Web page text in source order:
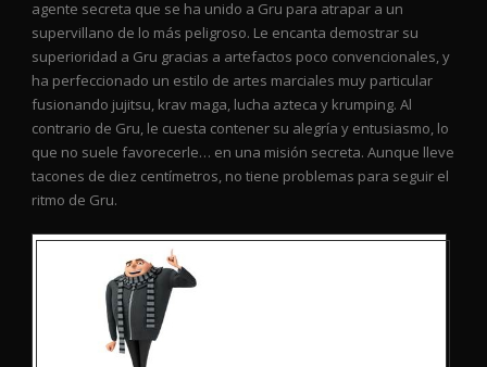
agente secreta que se ha unido a Gru para atrapar a un
supervillano de lo más peligroso. Le encanta demostrar su
superioridad a Gru gracias a artefactos poco convencionales, y
ha perfeccionado un estilo de artes marciales muy particular
fusionando jujitsu, krav maga, lucha azteca y krumping. Al
contrario de Gru, le cuesta contener su alegría y entusiasmo, lo
que no suele favorecerle… en una misión secreta. Aunque lleve
tacones de diez centímetros, no tiene problemas para seguir el
ritmo de Gru.